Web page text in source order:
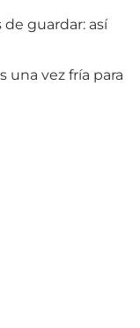
guardar: así
una vez fría para